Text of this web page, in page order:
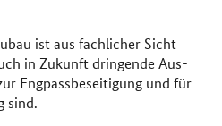
ist aus fachlicher Sicht
in Zukunft dringende Aus-
Engpassbeseitigung und für
sind.